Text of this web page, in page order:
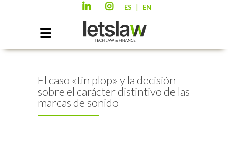
ES EN
El caso «tin plop» y la decisión
sobre el carácter distintivo de las
marcas de sonido